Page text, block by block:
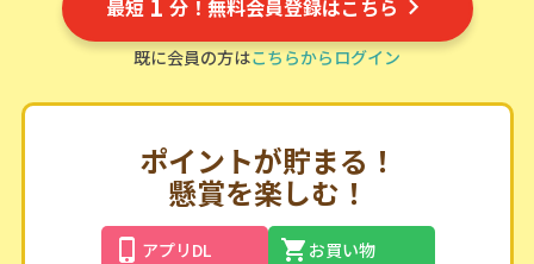
最短 1 分！無料会員登録はこちら
既に会員の方はこちらからログイン
ポイントが貯まる！
懸賞を楽しむ！
アプリDL
お買い物